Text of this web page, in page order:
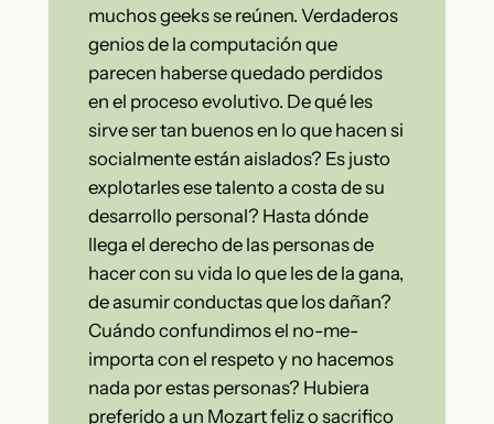
muchos geeks se reúnen. Verdaderos
genios de la computación que
parecen haberse quedado perdidos
en el proceso evolutivo. De qué les
sirve ser tan buenos en lo que hacen si
socialmente están aislados? Es justo
explotarles ese talento a costa de su
desarrollo personal? Hasta dónde
llega el derecho de las personas de
hacer con su vida lo que les de la gana,
de asumir conductas que los dañan?
Cuándo confundimos el no-me-
importa con el respeto y no hacemos
nada por estas personas? Hubiera
preferido a un Mozart feliz o sacrifico